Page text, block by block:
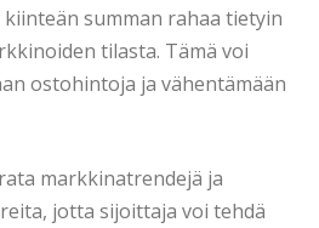
summan rahaa tietyin
tilasta. Tämä voi
ostohintoja ja vähentämään
markkinatrendejä ja
jotta sijoittaja voi tehdä